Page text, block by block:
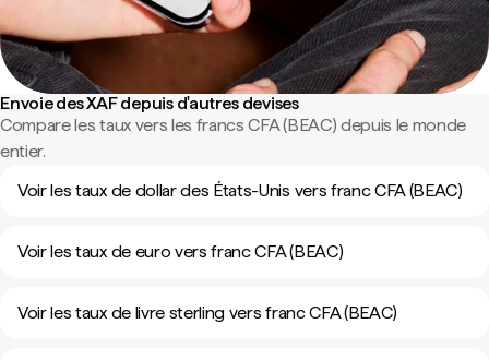
Envoie des XAF depuis d'autres devises
Compare les taux vers les francs CFA (BEAC) depuis le monde
entier.
Voir les taux de dollar des États-Unis vers franc CFA (BEAC)
Voir les taux de euro vers franc CFA (BEAC)
Voir les taux de livre sterling vers franc CFA (BEAC)